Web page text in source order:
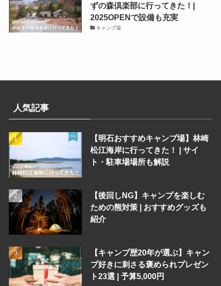
ずの森倶楽部に行ってきた！|
2025OPENで設備も充実
キャンプ場
人気記事
【明石おすすめキャンプ場】林崎
松江海岸に行ってきた！ | サイ
ト・駐車場場所も解説
【後回しNG】キャンプを楽しむ
ための熊対策 | おすすめグッズも
紹介
【キャンプ歴20年が選ぶ】キャン
プ好きに刺さる褒められプレゼン
ト23選 | 予算5,000円